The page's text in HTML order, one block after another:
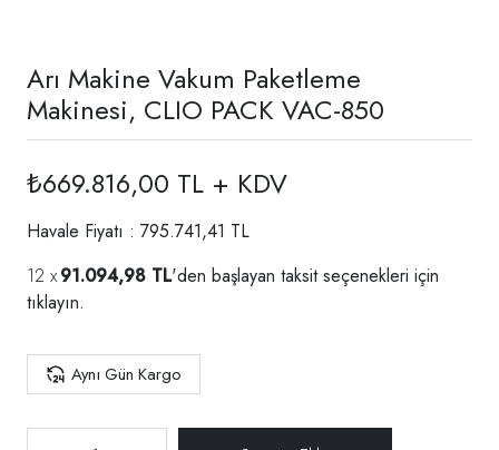
Arı Makine Vakum Paketleme
Makinesi, CLIO PACK VAC-850
₺669.816,00 TL + KDV
Havale Fiyatı : 795.741,41 TL
91.094,98 TL'den başlayan taksit seçenekleri için
tıklayın.
Aynı Gün Kargo